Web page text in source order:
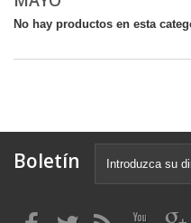
No hay productos en esta
Boletín